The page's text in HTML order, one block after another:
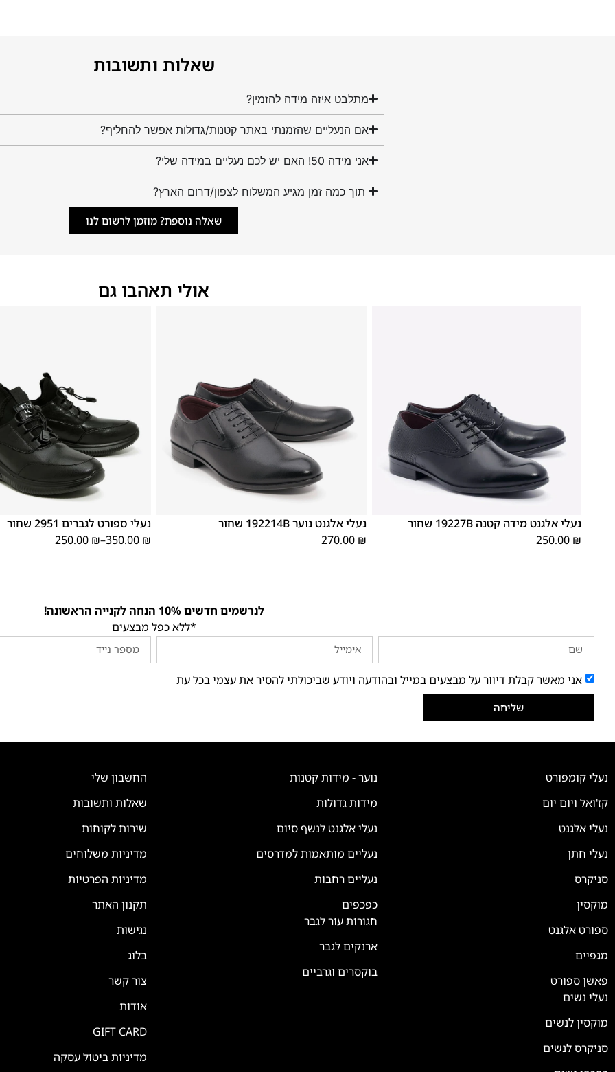
שאלות ותשובות
מתלבט איזה מידה להזמין?
אם הנעליים שהזמנתי באתר קטנות/גדולות אפשר להחליף?
אני מידה 50! האם יש לכם נעליים במידה שלי?
תוך כמה זמן מגיע המשלוח לצפון/דרום הארץ?
שאלה נוספת? מוזמן לרשום לנו
אולי תאהבו גם
נעלי אלגנט מידה קטנה 19227B שחור
250.00 ₪
נעלי אלגנט נוער 192214B שחור
270.00 ₪
41
42
43
44
45
46
נעלי ספורט לגברים 2951 שחור
250.00 ₪–350.00 ₪
לנרשמים חדשים 10% הנחה לקנייה הראשונה!
*ללא כפל מבצעים
אני מאשר קבלת דיוור על מבצעים במייל ובהודעה ויודע שביכולתי להסיר את עצמי בכל עת
שליחה
נעלי קומפורט
קז'ואל ויום יום
נעלי אלגנט
נעלי חתן
סניקרס
מוקסין
ספורט אלגנט
מגפיים
פאשן ספורט
נעלי נשים
מוקסין לנשים
סניקרס לנשים
נוער - מידות קטנות
מידות גדולות
נעלי אלגנט לנשף סיום
נעליים מותאמות למדרסים
נעליים רחבות
כפכפים
חגורות עור לגבר
ארנקים לגבר
בוקסרים וגרביים
החשבון שלי
שאלות ותשובות
שירות לקוחות
מדיניות משלוחים
מדיניות הפרטיות
תקנון האתר
נגישות
בלוג
צור קשר
אודות
GIFT CARD
מדיניות ביטול עסקה
💬